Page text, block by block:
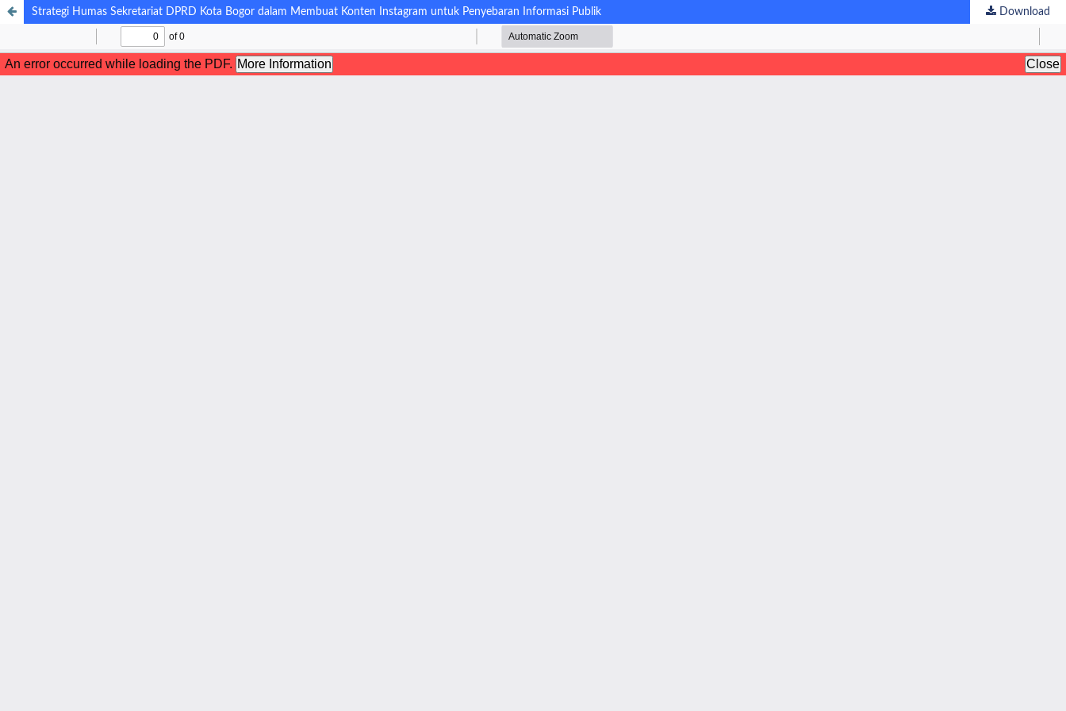
Strategi Humas Sekretariat DPRD Kota Bogor dalam Membuat Konten Instagram untuk Penyebaran Informasi Publik Download